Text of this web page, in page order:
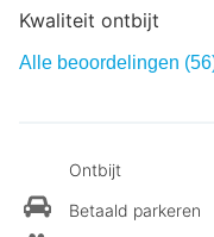
Kwaliteit ontbijt
Alle beoordelingen
Ontbijt
Betaald parkeren